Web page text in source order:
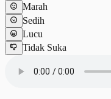
Marah
Sedih
Lucu
Tidak Suka